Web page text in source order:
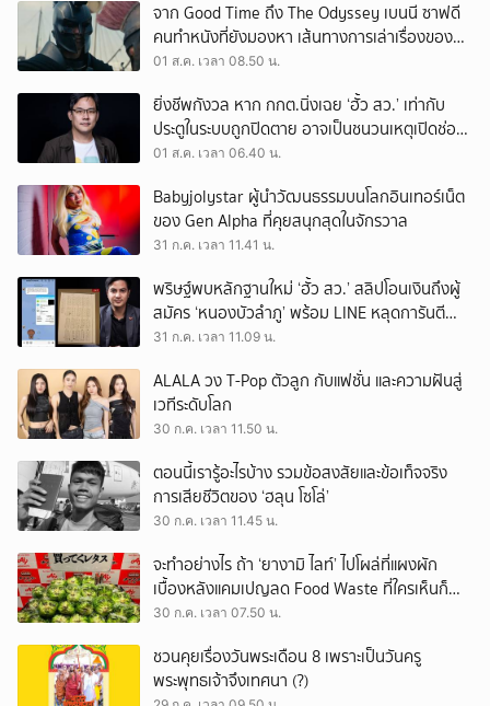
จาก Good Time ถึง The Odyssey เบนนี ซาฟดี
คนทำหนังที่ยังมองหา เส้นทางการเล่าเรื่องของตัว
เอง
01 ส.ค. เวลา 08.50 น.
ยิ่งชีพกังวล หาก กกต.นิ่งเฉย ‘ฮั้ว สว.’ เท่ากับ
ประตูในระบบถูกปิดตาย อาจเป็นชนวนเหตุเปิดช่อง
‘ลงถนน’
01 ส.ค. เวลา 06.40 น.
Babyjolystar ผู้นำวัฒนธรรมบนโลกอินเทอร์เน็ต
ของ Gen Alpha ที่คุยสนุกสุดในจักรวาล
31 ก.ค. เวลา 11.41 น.
พริษฐ์พบหลักฐานใหม่ ‘ฮั้ว สว.’ สลิปโอนเงินถึงผู้
สมัคร ‘หนองบัวลำภู’ พร้อม LINE หลุดการันตี
ตำแหน่ง
31 ก.ค. เวลา 11.09 น.
ALALA วง T-Pop ตัวลูก กับแฟชั่น และความฝันสู่
เวทีระดับโลก
30 ก.ค. เวลา 11.50 น.
ตอนนี้เรารู้อะไรบ้าง รวมข้อสงสัยและข้อเท็จจริง
การเสียชีวิตของ ‘ฮลุน โซโล่’
30 ก.ค. เวลา 11.45 น.
จะทำอย่างไร ถ้า ‘ยางามิ ไลท์’ ไปโผล่ที่แผงผัก
เบื้องหลังแคมเปญลด Food Waste ที่ใครเห็นก็
ต้องหันมอง
30 ก.ค. เวลา 07.50 น.
ชวนคุยเรื่องวันพระเดือน 8 เพราะเป็นวันครู
พระพุทธเจ้าจึงเทศนา (?)